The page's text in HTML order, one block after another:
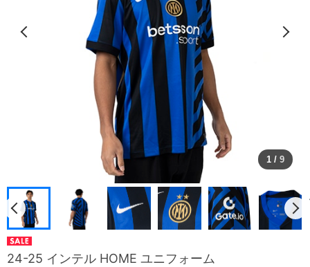
1 / 9
24-25 インテル HOME ユニフォーム